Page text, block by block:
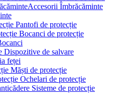
Accesorii Îmbrăcăminte
Pantofi de protecție
Bocanci de protecție
Dispozitive de salvare
feței
Măști de protecție
Ochelari de protecție
Sisteme de protecție